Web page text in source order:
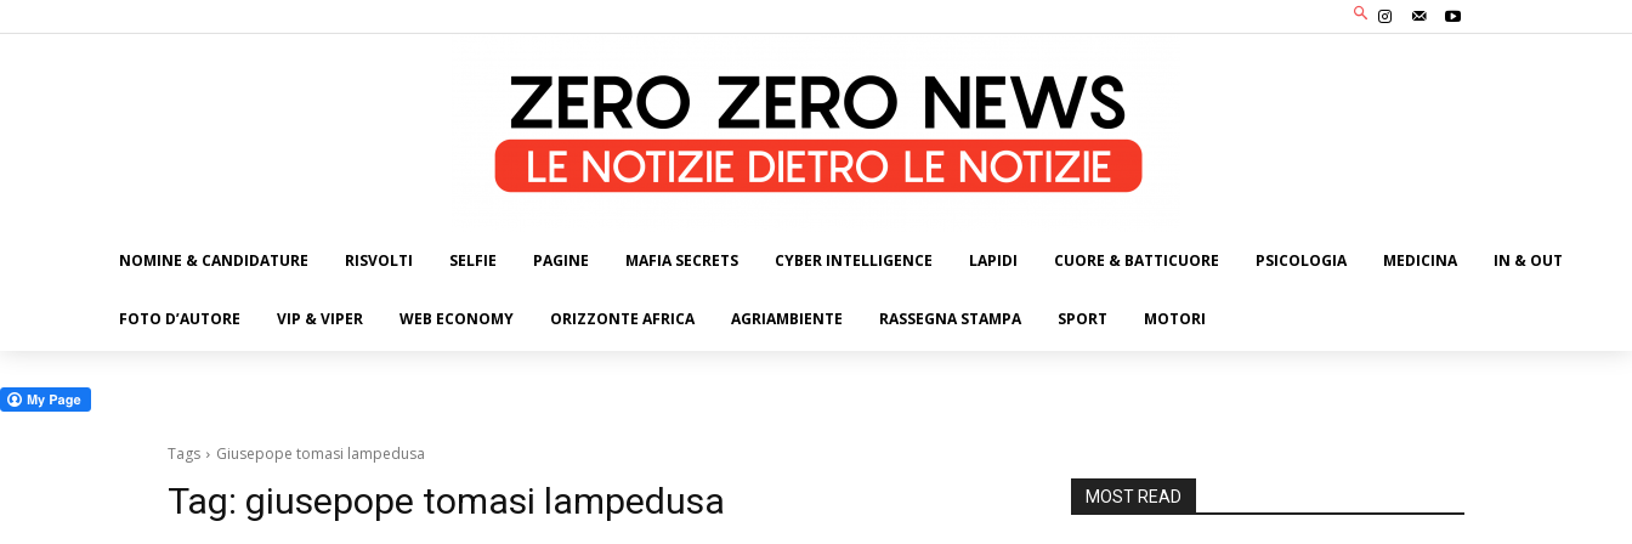
NOMINE & CANDIDATURE RISVOLTI SELFIE PAGINE MAFIA SECRETS CYBER INTELLIGENCE LAPIDI CUORE & BATTICUORE PSICOLOGIA MEDICINA IN & OUT
FOTO D’AUTORE VIP & VIPER WEB ECONOMY ORIZZONTE AFRICA AGRIAMBIENTE RASSEGNA STAMPA SPORT MOTORI
Tags Giusepope tomasi lampedusa
Tag: giusepope tomasi lampedusa MOST READ